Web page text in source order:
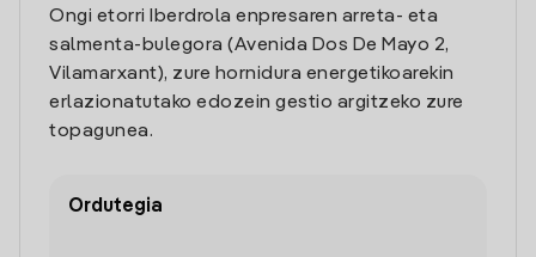
Ongi etorri Iberdrola enpresaren arreta- eta
salmenta-bulegora (Avenida Dos De Mayo 2,
Vilamarxant), zure hornidura energetikoarekin
erlazionatutako edozein gestio argitzeko zure
topagunea.
Ordutegia